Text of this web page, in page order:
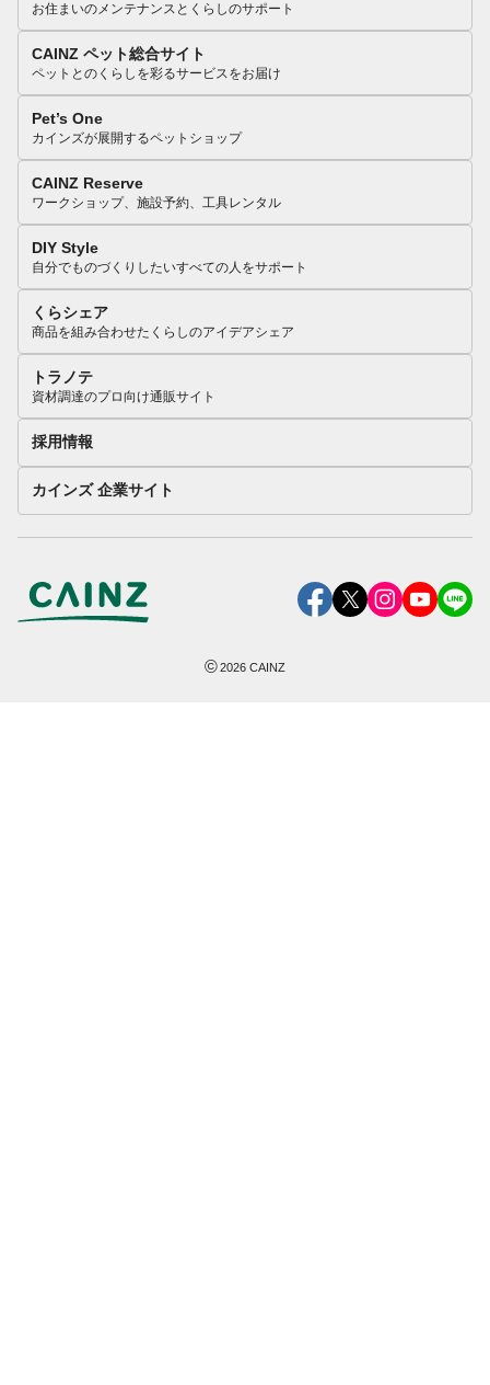
お住まいのメンテナンスとくらしのサポート
CAINZ ペット総合サイト
ペットとのくらしを彩るサービスをお届け
Pet’s One
カインズが展開するペットショップ
CAINZ Reserve
ワークショップ、施設予約、工具レンタル
DIY Style
自分でものづくりしたいすべての人をサポート
くらシェア
商品を組み合わせたくらしのアイデアシェア
トラノテ
資材調達のプロ向け通販サイト
採用情報
カインズ 企業サイト
©2026 CAINZ